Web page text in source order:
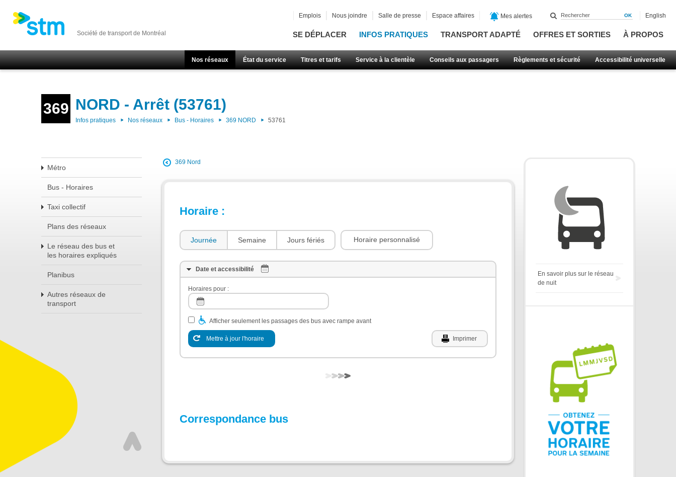
Société de transport de Montréal SE DÉPLACER INFOS PRATIQUES TRANSPORT ADAPTÉ OFFRES ET SORTIES À PROPOS
Nos réseaux État du service Titres et tarifs Service à la clientèle Conseils aux passagers Règlements et sécurité Accessibilité universelle
Emplois Nous joindre Salle de presse Espace affaires Mes alertes English
369 NORD - Arrêt (53761)
Infos pratiques Nos réseaux Bus - Horaires 369 NORD 53761
Métro
Bus - Horaires
Taxi collectif
Plans des réseaux
Le réseau des bus et
les horaires expliqués
Planibus
Autres réseaux de
transport
369 Nord
Horaire :
Journée Semaine Jours fériés Horaire personnalisé
Date et accessibilité
Horaires pour :
Afficher seulement les passages des bus avec rampe avant
Mettre à jour l'horaire Imprimer
Correspondance bus
En savoir plus sur le réseau
de nuit